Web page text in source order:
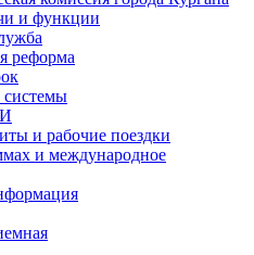
и функции
реформа
и рабочие поездки
и международное